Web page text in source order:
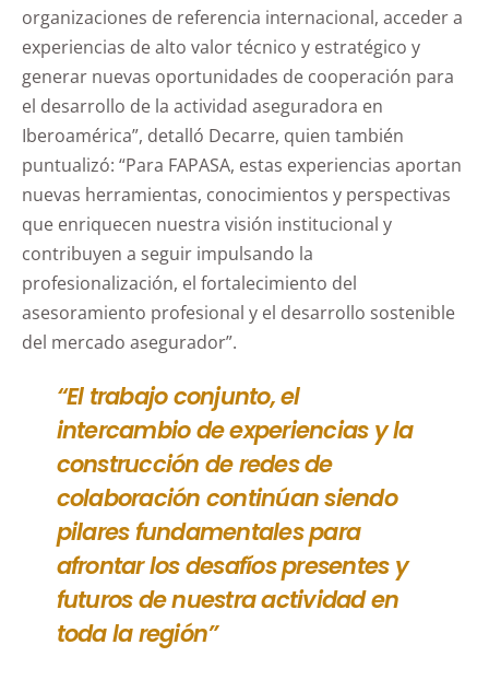
organizaciones de referencia internacional, acceder a
experiencias de alto valor técnico y estratégico y
generar nuevas oportunidades de cooperación para
el desarrollo de la actividad aseguradora en
Iberoamérica”, detalló Decarre, quien también
puntualizó: “Para FAPASA, estas experiencias aportan
nuevas herramientas, conocimientos y perspectivas
que enriquecen nuestra visión institucional y
contribuyen a seguir impulsando la
profesionalización, el fortalecimiento del
asesoramiento profesional y el desarrollo sostenible
del mercado asegurador”.
“El trabajo conjunto, el
intercambio de experiencias y la
construcción de redes de
colaboración continúan siendo
pilares fundamentales para
afrontar los desafíos presentes y
futuros de nuestra actividad en
toda la región”